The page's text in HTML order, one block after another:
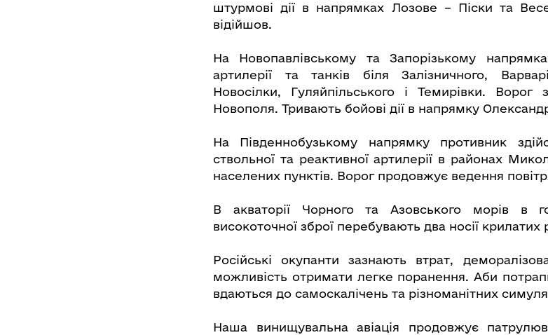
штурмові дії в напрямках Лозове – Піски та
відійшов.
На Новопавлівському та Запорізькому
артилерії та танків біля Залізничного,
Новосілки, Гуляйпільського і Темирівки. Ворог
Новополя. Тривають бойові дії в напрямку
На Південнобузькому напрямку противник
ствольної та реактивної артилерії в районах
населених пунктів. Ворог продовжує ведення
В акваторії Чорного та Азовського морів в
високоточної зброї перебувають два носії
Російські окупанти зазнають втрат,
можливість отримати легке поранення. Аби
вдаються до самоскалічень та різноманітних
Наша винищувальна авіація продовжує